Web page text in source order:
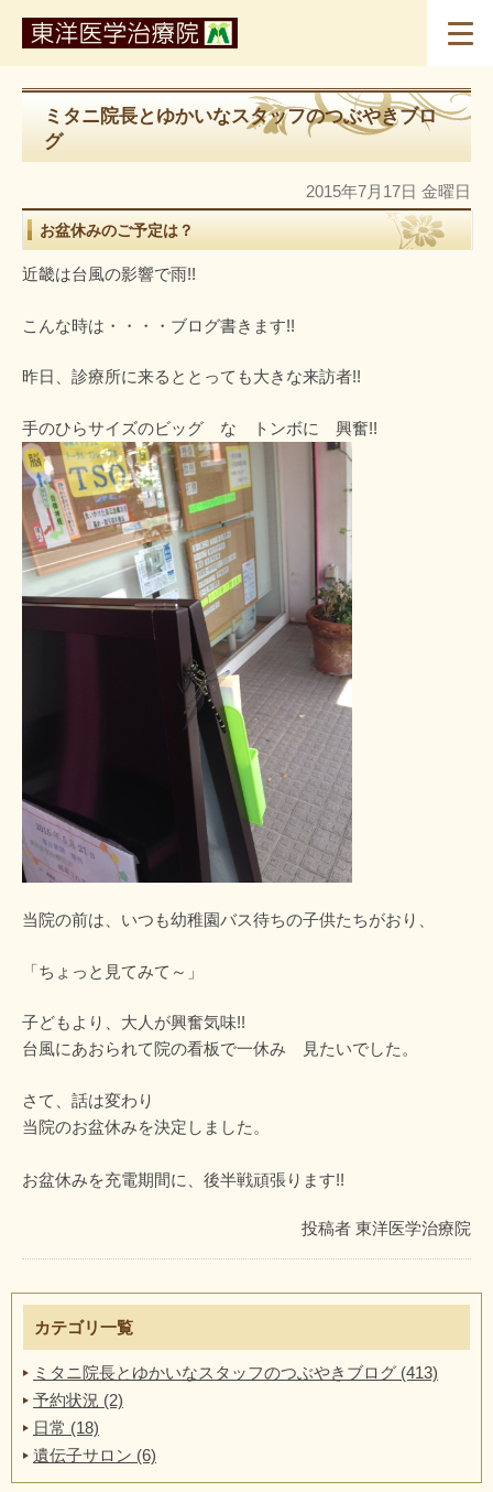
ミタニ院長とゆかいなスタッフのつぶやきブロ
グ
2015年7月17日 金曜日
お盆休みのご予定は？
近畿は台風の影響で雨!!
こんな時は・・・・ブログ書きます!!
昨日、診療所に来るととっても大きな来訪者!!
手のひらサイズのビッグ な トンボに 興奮!!
当院の前は、いつも幼稚園バス待ちの子供たちがおり、
「ちょっと見てみて～」
子どもより、大人が興奮気味!!
台風にあおられて院の看板で一休み 見たいでした。
さて、話は変わり
当院のお盆休みを決定しました。
お盆休みを充電期間に、後半戦頑張ります!!
投稿者 東洋医学治療院
カテゴリ一覧
ミタニ院長とゆかいなスタッフのつぶやきブログ (413)
予約状況 (2)
日常 (18)
遺伝子サロン (6)